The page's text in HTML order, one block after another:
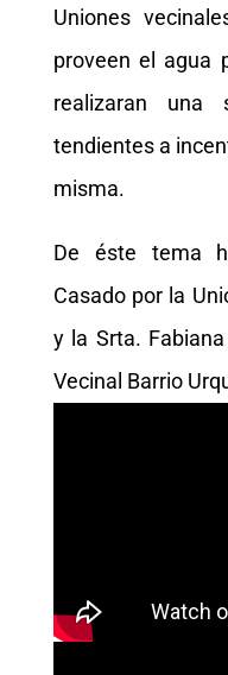
Uniones
proveen el agua
realizaran una
tendientes a
misma.
De éste tema
Casado por la
y la Srta.
Vecinal Barrio